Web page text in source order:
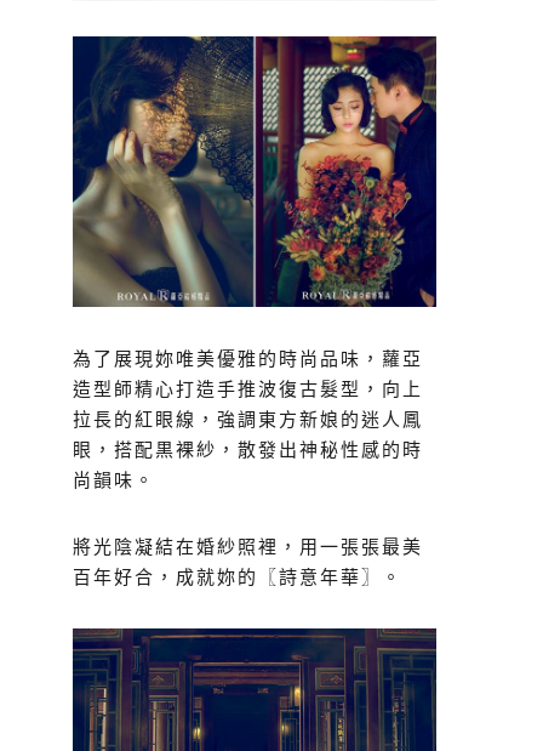
為了展現妳唯美優雅的時尚品味，蘿亞
造型師精心打造手推波復古髮型，向上
拉長的紅眼線，強調東方新娘的迷人鳳
眼，搭配黒裸紗，散發出神秘性感的時
尚韻味。
將光陰凝結在婚紗照裡，用一張張最美
百年好合，成就妳的〖詩意年華〗。